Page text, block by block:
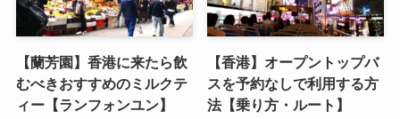
【蘭芳園】香港に来たら飲
むべきおすすめのミルクテ
ィー【ランフォンユン】
【香港】オープントップバ
スを予約なしで利用する方
法【乗り方・ルート】